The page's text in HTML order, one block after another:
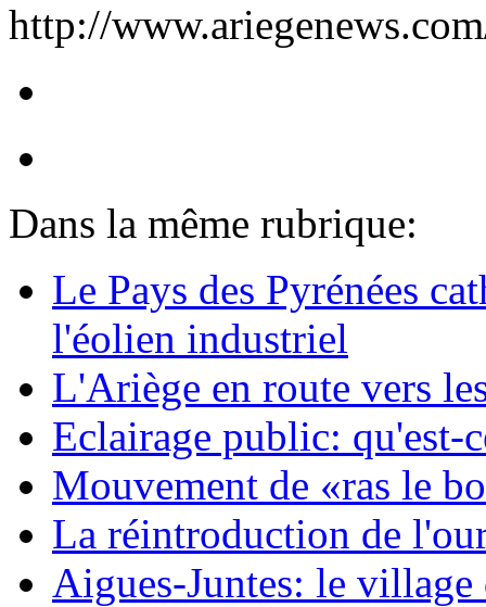
http://
Dans la même rubrique:
Le Pays des Pyrénées
l'éolien industriel
L'Ariège en route vers
Eclairage public: qu'est-
Mouvement de «ras le
La réintroduction de
Aigues-Juntes: le